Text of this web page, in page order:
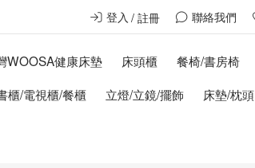
登入 註冊 聯絡我們
WOOSA健康床墊 床頭櫃 餐椅/書房椅
櫃/電視櫃/餐櫃 立燈/立鏡/擺飾 床墊/枕頭